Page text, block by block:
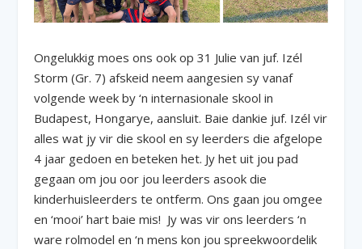
Ongelukkig moes ons ook op 31 Julie van juf. Izél
Storm (Gr. 7) afskeid neem aangesien sy vanaf
volgende week by ‘n internasionale skool in
Budapest, Hongarye, aansluit. Baie dankie juf. Izél vir
alles wat jy vir die skool en sy leerders die afgelope
4 jaar gedoen en beteken het. Jy het uit jou pad
gegaan om jou oor jou leerders asook die
kinderhuisleerders te ontferm. Ons gaan jou omgee
en ‘mooi’ hart baie mis! Jy was vir ons leerders ‘n
ware rolmodel en ‘n mens kon jou spreekwoordelik